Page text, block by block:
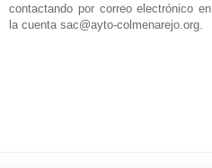
contactando por correo electrónico en
la cuenta sac@ayto-colmenarejo.org.